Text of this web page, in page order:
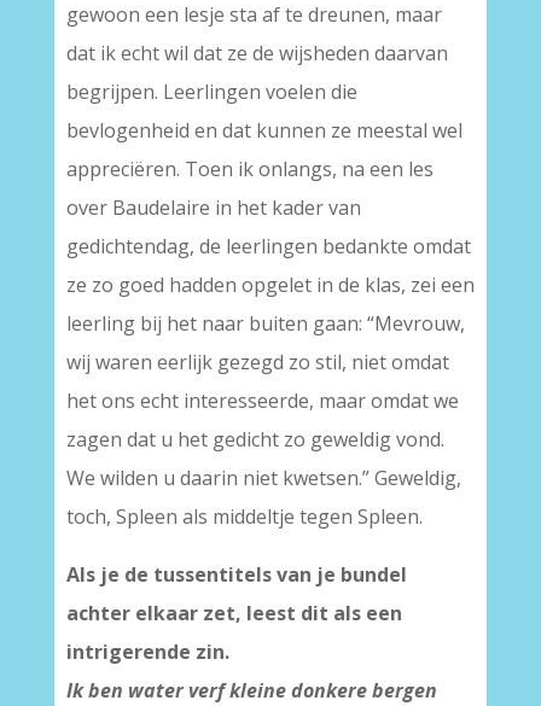
gewoon een lesje sta af te dreunen, maar
dat ik echt wil dat ze de wijsheden daarvan
begrijpen. Leerlingen voelen die
bevlogenheid en dat kunnen ze meestal wel
appreciëren. Toen ik onlangs, na een les
over Baudelaire in het kader van
gedichtendag, de leerlingen bedankte omdat
ze zo goed hadden opgelet in de klas, zei een
leerling bij het naar buiten gaan: “Mevrouw,
wij waren eerlijk gezegd zo stil, niet omdat
het ons echt interesseerde, maar omdat we
zagen dat u het gedicht zo geweldig vond.
We wilden u daarin niet kwetsen.” Geweldig,
toch, Spleen als middeltje tegen Spleen.
Als je de tussentitels van je bundel
achter elkaar zet, leest dit als een
intrigerende zin.
Ik ben water verf kleine donkere bergen